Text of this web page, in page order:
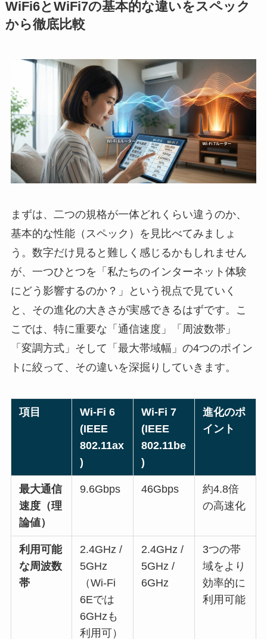
WiFi6とWiFi7の基本的な違いをスペック
から徹底比較
まずは、二つの規格が一体どれくらい違うのか、
基本的な性能（スペック）を見比べてみましょ
う。数字だけ見ると難しく感じるかもしれません
が、一つひとつを「私たちのインターネット体験
にどう影響するのか？」という視点で見ていく
と、その進化の大きさが実感できるはずです。こ
こでは、特に重要な「通信速度」「周波数帯」
「変調方式」そして「最大帯域幅」の4つのポイン
トに絞って、その違いを深掘りしていきます。
項目
Wi-Fi 6
(IEEE
802.11ax
)
Wi-Fi 7
(IEEE
802.11be
)
進化のポ
イント
最大通信
速度（理
論値）
9.6Gbps 46Gbps
約4.8倍
の高速化
利用可能
な周波数
帯
2.4GHz /
5GHz
（Wi-Fi
6Eでは
6GHzも
利用可）
2.4GHz /
5GHz /
6GHz
3つの帯
域をより
効率的に
利用可能